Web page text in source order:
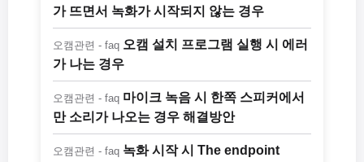
가 뜨면서 녹화가 시작되지 않는 경우
오캠관련 - faq 오캠 설치 프로그램 실행 시 에러
가 나는 경우
오캠관련 - faq 마이크 녹음 시 한쪽 스피커에서
만 소리가 나오는 경우 해결방안
오캠관련 - faq 녹화 시작 시 The endpoint